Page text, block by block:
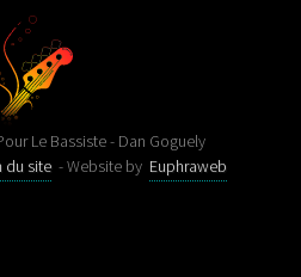
Le Bassiste - Dan Goguely
du site - Website by Euphraweb